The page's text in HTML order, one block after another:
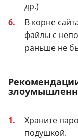
др.)
В корне
файлы с
раньше не
Храните
подушкой.